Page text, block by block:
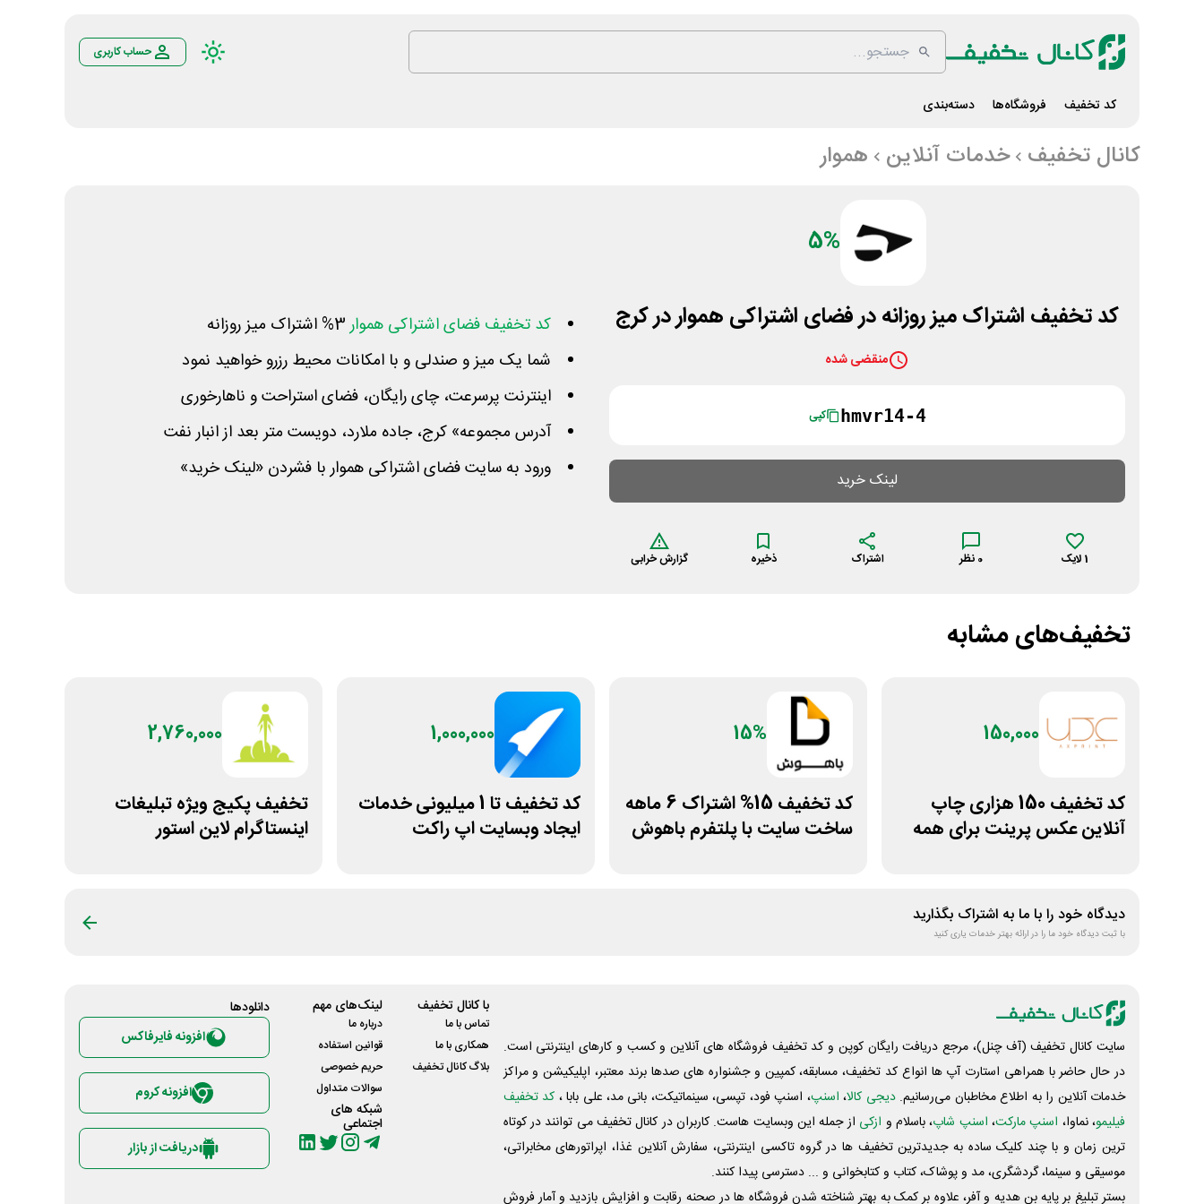
حساب کاربری
کد تخفیف فروشگاه‌ها دسته‌بندی
کانال تخفیف خدمات آنلاین هموار
5%
کد تخفیف اشتراک میز روزانه در فضای اشتراکی هموار در کرج
منقضی شده
hmvr14-4 کپی
لینک خرید
1 لایک 0 نظر اشتراک ذخیره گزارش خرابی
کد تخفیف فضای اشتراکی هموار3% اشتراک میز روزانه
شما یک میز و صندلی و با امکانات محیط رزرو خواهید نمود
اینترنت پرسرعت، چای رایگان، فضای استراحت و ناهارخوری
آدرس مجموعه» کرج، جاده ملارد، دویست متر بعد از انبار نفت
ورود به سایت فضای اشتراکی هموار با فشردن «لینک خرید»
تخفیف‌های مشابه
150,000
کد تخفیف 150 هزاری چاپ
آنلاین عکس پرینت برای همه
15%
کد تخفیف 15% اشتراک 6 ماهه
ساخت سایت با پلتفرم باهوش
1,000,000
کد تخفیف تا 1 میلیونی خدمات
ایجاد وبسایت اپ راکت
2,760,000
تخفیف پکیج ویژه تبلیغات
اینستاگرام لاین استور
دیدگاه خود را با ما به اشتراک بگذارید
با ثبت دیدگاه خود ما را در ارائه بهتر خدمات یاری کنید
سایت کانال تخفیف (آف چنل)، مرجع دریافت رایگان کوپن و کد تخفیف فروشگاه های آنلاین و کسب و‌ کارهای اینترنتی است.
در حال حاضر با همراهی استارت آپ ها انواع کد تخفیف، مسابقه، کمپین و جشنواره های صدها برند معتبر، اپلیکیشن و مراکز
خدمات آنلاین را به اطلاع مخاطبان می‌رسانیم. دیجی کالا، اسنپ، اسنپ فود، تپسی، سینماتیکت، بانی مد، علی‌ بابا ، کد تخفیف
فیلیمو، نماوا، اسنپ مارکت، اسنپ شاپ، باسلام و ازکی از جمله این وبسایت ‌هاست. کاربران در کانال تخفیف می توانند در کوتاه
ترین زمان و با چند کلیک ساده به جدیدترین تخفیف ها در گروه تاکسی اینترنتی، سفارش آنلاین غذا، اپراتورهای مخابراتی،
موسیقی و سینما، گردشگری، مد و پوشاک، کتاب و کتابخوانی و ... دسترسی پیدا کنند.
بستر تبلیغ بر پایه بن هدیه و آفر، علاوه بر کمک به بهتر شناخته شدن فروشگاه ها در صحنه رقابت و افزایش بازدید و آمار فروش
با کانال تخفیف
تماس با ما
همکاری با ما
بلاگ کانال تخفیف
لینک‌های مهم
درباره ما
قوانین استفاده
حریم خصوصی
سوالات متداول
شبکه های
اجتماعی
دانلود‌ها
افزونه فایرفاکس
افزونه کروم
دریافت از بازار